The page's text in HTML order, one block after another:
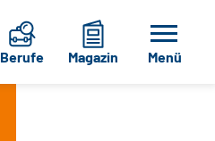
Berufe Magazin Menü